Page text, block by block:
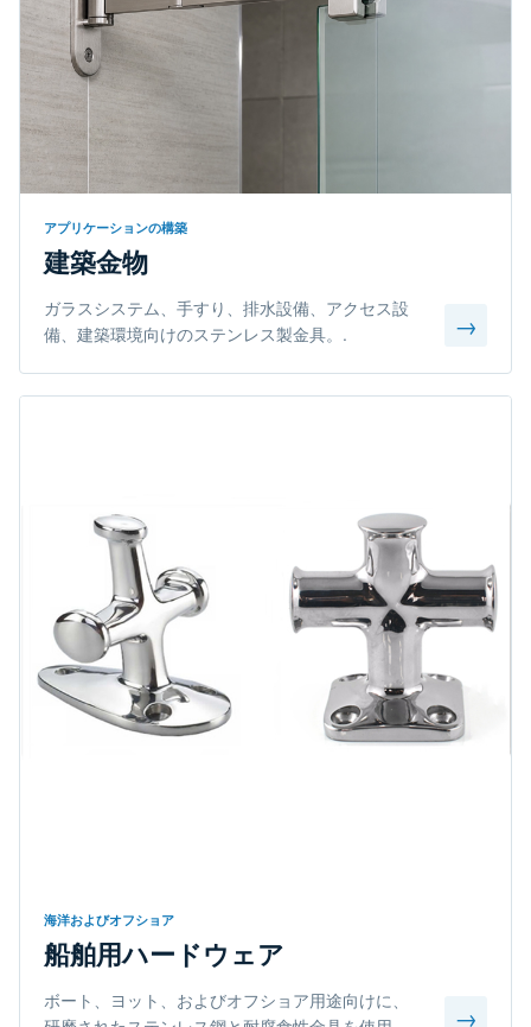
アプリケーションの構築
建築金物
ガラスシステム、手すり、排水設備、アクセス設
備、建築環境向けのステンレス製金具。.
→
海洋およびオフショア
船舶用ハードウェア
ボート、ヨット、およびオフショア用途向けに、
→